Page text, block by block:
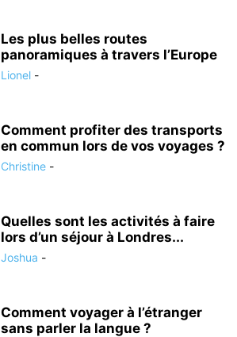
Les plus belles routes
panoramiques à travers l’Europe
Lionel -
Comment profiter des transports
en commun lors de vos voyages ?
Christine -
Quelles sont les activités à faire
lors d’un séjour à Londres...
Joshua -
Comment voyager à l’étranger
sans parler la langue ?